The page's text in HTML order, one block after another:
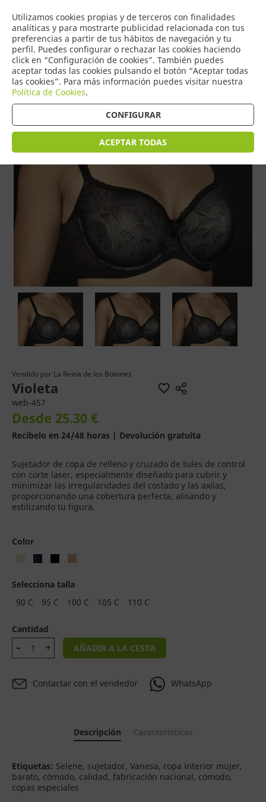
Utilizamos cookies propias y de terceros con finalidades
analíticas y para mostrarte publicidad relacionada con tus
preferencias a partir de tus hábitos de navegación y tu
perfil. Puedes configurar o rechazar las cookies haciendo
click en “Configuración de cookies”. También puedes
aceptar todas las cookies pulsando el botón “Aceptar todas
las cookies”. Para más información puedes visitar nuestra
Política de Cookies.
CONFIGURAR
ACEPTAR TODAS
0
COMERCIO
DE TORRIJOS
Tienda > Sujetadores
Vendido por La Reina de los Botones
Violeta
web-457
Desde 25.30 €
Recíbelo en 24/48 horas | Devolución gratuita
Sujetador de copa de relleno y cruzado de tules de control
con corte laser, especialmente diseñado para cubrir y
minimizar las irregularidades del costado y las axilas,
proporcionando una cobertura perfecta, alisando y
estilizando tu figura.
Color
Selecciona talla
90 C
95 C 100 C 105 C 110 C
Cantidad
AÑADIR A LA CESTA
Contactar con el vendedor WhatsApp
Descripción
Etiquetas: Selene, sujetador, Vanesa, ropa interior mujer,
barato, cómodo, calidad, fabricación nacional, cómodo,
copas especiales